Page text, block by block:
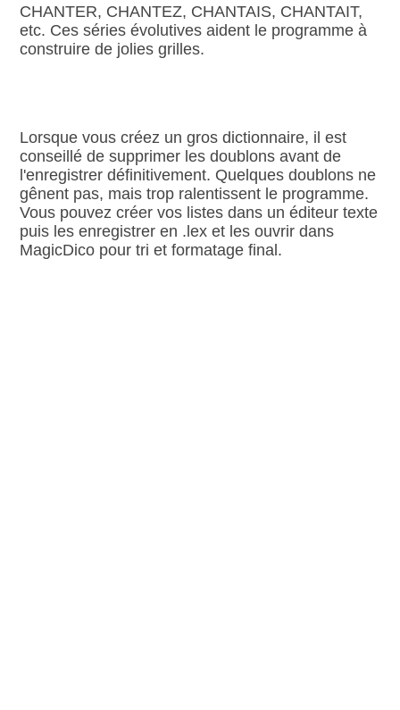
CHANTER, CHANTEZ, CHANTAIS, CHANTAIT,
etc. Ces séries évolutives aident le programme à
construire de jolies grilles.
Lorsque vous créez un gros dictionnaire, il est
conseillé de supprimer les doublons avant de
l'enregistrer définitivement. Quelques doublons ne
gênent pas, mais trop ralentissent le programme.
Vous pouvez créer vos listes dans un éditeur texte
puis les enregistrer en .lex et les ouvrir dans
MagicDico pour tri et formatage final.